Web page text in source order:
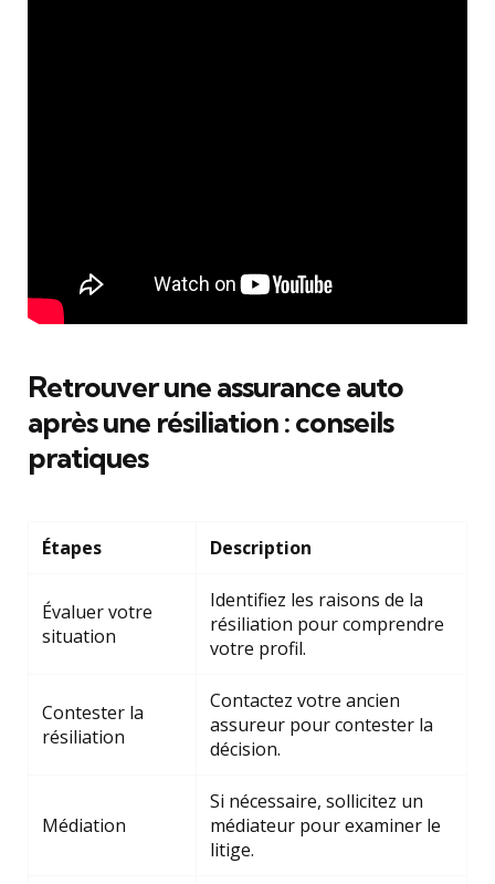
Retrouver une assurance auto
après une résiliation : conseils
pratiques
Étapes Description
Évaluer votre
situation
Identifiez les raisons de la
résiliation pour comprendre
votre profil.
Contester la
résiliation
Contactez votre ancien
assureur pour contester la
décision.
Médiation
Si nécessaire, sollicitez un
médiateur pour examiner le
litige.